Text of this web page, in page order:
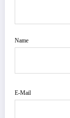
Name
E-Mail